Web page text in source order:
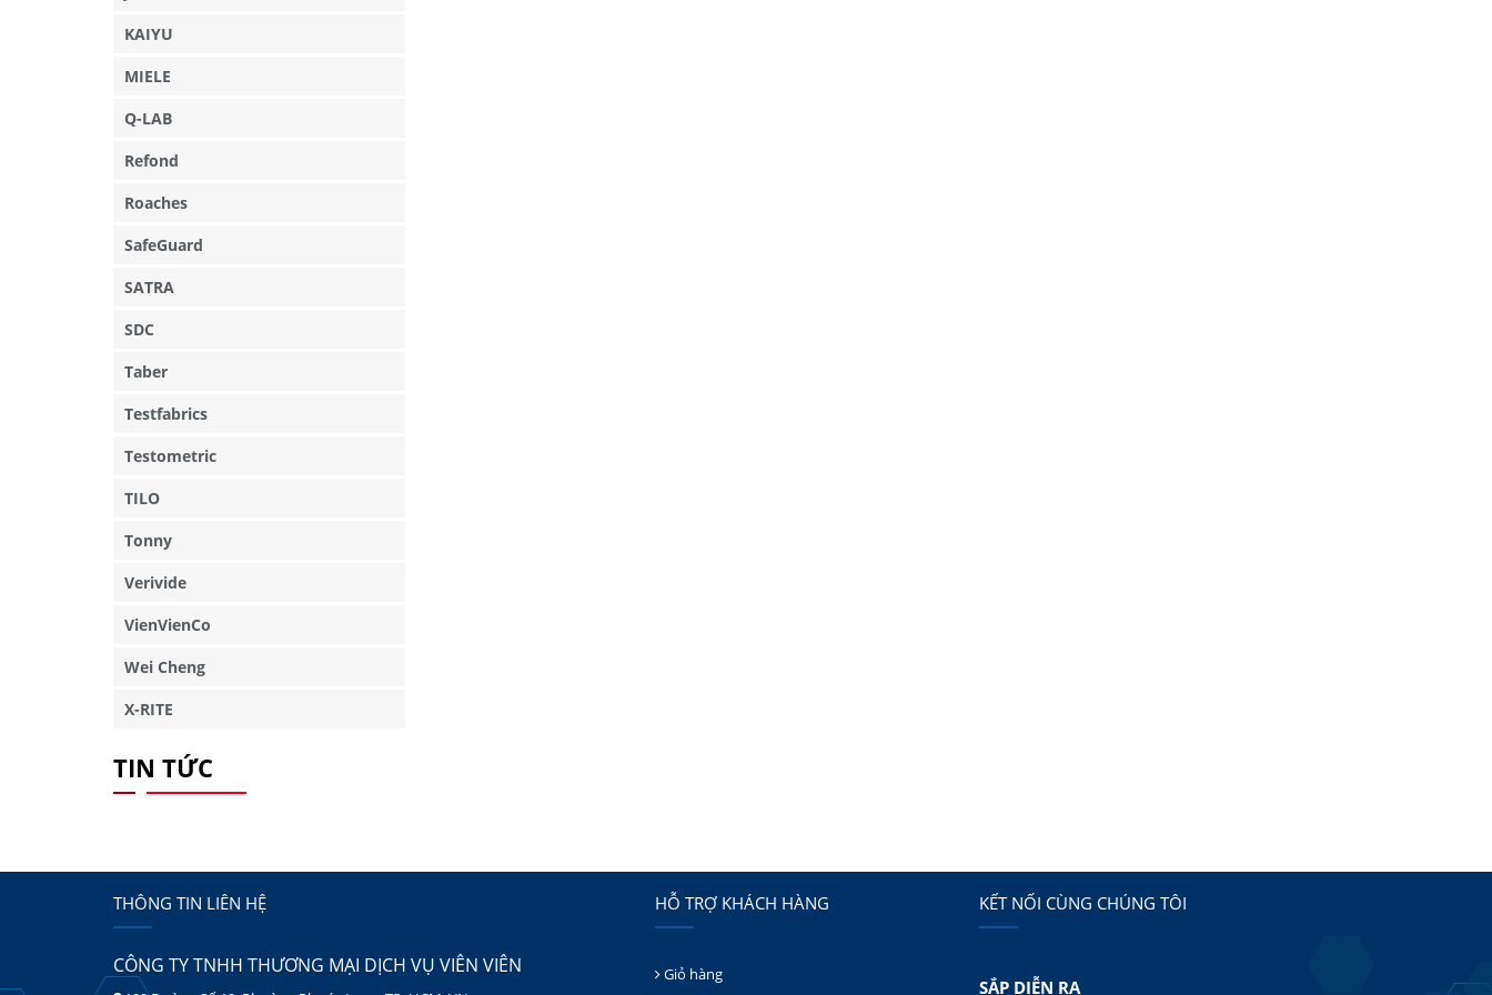
KAIYU
MIELE
Q-LAB
Refond
Roaches
SafeGuard
SATRA
SDC
Taber
Testfabrics
Testometric
TILO
Tonny
Verivide
VienVienCo
Wei Cheng
X-RITE
TIN TỨC
THÔNG TIN LIÊN HỆ
CÔNG TY TNHH THƯƠNG MẠI DỊCH VỤ VIÊN VIÊN
HỖ TRỢ KHÁCH HÀNG
Giỏ hàng
KẾT NỐI CÙNG CHÚNG TÔI
SẮP DIỄN RA